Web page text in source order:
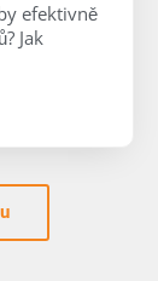
efektivně
Jak